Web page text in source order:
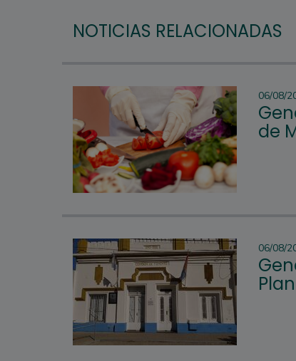
NOTICIAS RELACIONADAS
06/08/
de
06/08/